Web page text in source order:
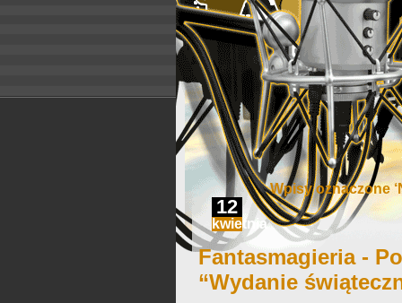
Wpisy oznaczone
12
kwietnia
Fantasmagieria -
“Wydanie